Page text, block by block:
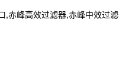
赤峰高效过滤器,赤峰中效过